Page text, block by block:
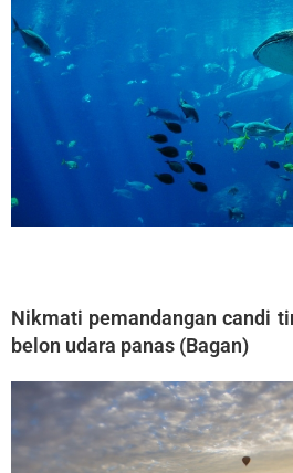
Nikmati pemandangan candi
belon udara panas (Bagan)